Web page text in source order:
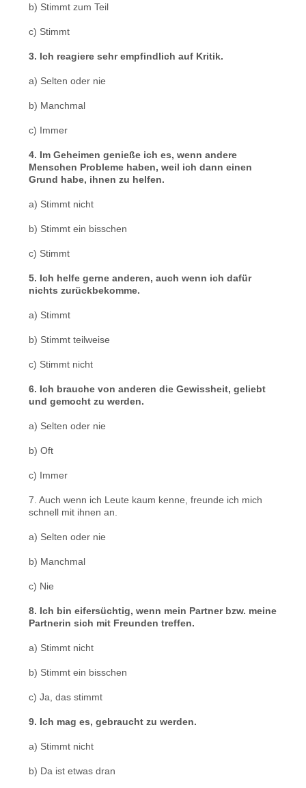
b) Stimmt zum Teil
c) Stimmt
3. Ich reagiere sehr empfindlich auf Kritik.
a) Selten oder nie
b) Manchmal
c) Immer
4. Im Geheimen genieße ich es, wenn andere
Menschen Probleme haben, weil ich dann einen
Grund habe, ihnen zu helfen.
a) Stimmt nicht
b) Stimmt ein bisschen
c) Stimmt
5. Ich helfe gerne anderen, auch wenn ich dafür
nichts zurückbekomme.
a) Stimmt
b) Stimmt teilweise
c) Stimmt nicht
6. Ich brauche von anderen die Gewissheit, geliebt
und gemocht zu werden.
a) Selten oder nie
b) Oft
c) Immer
7. Auch wenn ich Leute kaum kenne, freunde ich mich
schnell mit ihnen an.
a) Selten oder nie
b) Manchmal
c) Nie
8. Ich bin eifersüchtig, wenn mein Partner bzw. meine
Partnerin sich mit Freunden treffen.
a) Stimmt nicht
b) Stimmt ein bisschen
c) Ja, das stimmt
9. Ich mag es, gebraucht zu werden.
a) Stimmt nicht
b) Da ist etwas dran